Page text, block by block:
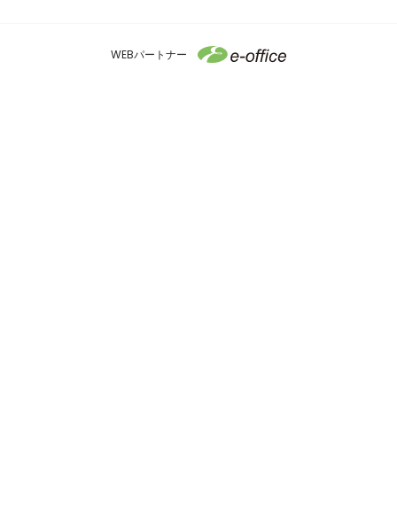
WEBパートナー